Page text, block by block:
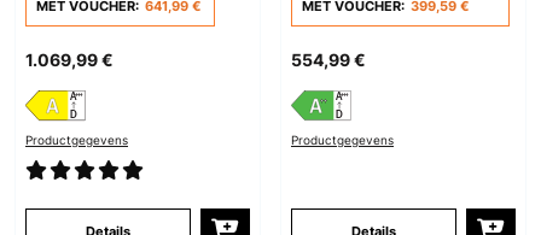
MET VOUCHER: 641,99 €
1.069,99 €
Productgegevens
Details
MET VOUCHER: 399,59 €
554,99 €
Productgegevens
Details